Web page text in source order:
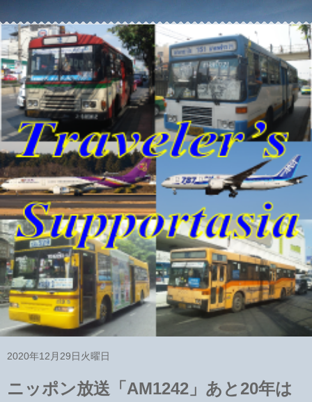
2020年12月29日火曜日
ニッポン放送「AM1242」あと20年は